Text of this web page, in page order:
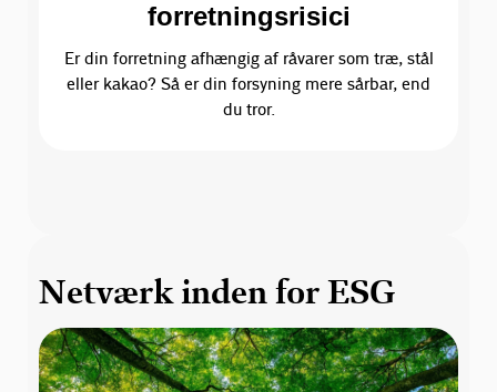
forretningsrisici
Er din forretning afhængig af råvarer som træ, stål
eller kakao? Så er din forsyning mere sårbar, end
du tror.
Netværk inden for ESG